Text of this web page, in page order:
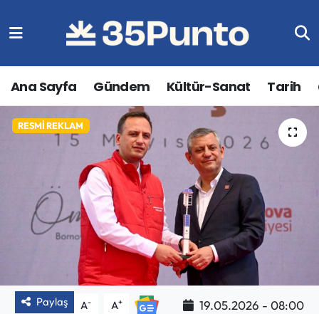
Ana Sayfa Gündem Kültür-Sanat Tarih
BU BIR İLANDIR
RESMI REKLAM
Paylaş A- A+ 19.05.2026 - 08:00